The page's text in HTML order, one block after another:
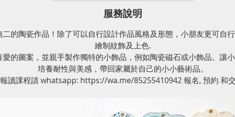
服務說明
的陶瓷作品！除了可以自行設計作品風格及形態，小朋友更可自
繪制紋飾及上色.
的圖案，並親手製作獨特的小飾品，例如陶瓷磁石或小飾品。讓
培養耐性與美感，帶回家屬於自己的小小藝術品。
報讀課程請 whatsapp: https://wa.me/85255410942 報名, 預約 和